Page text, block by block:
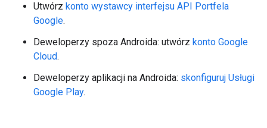
Utwórz konto wystawcy interfejsu API Portfela
Google.
Deweloperzy spoza Androida: utwórz konto Google
Cloud.
Deweloperzy aplikacji na Androida: skonfiguruj Usługi
Google Play.